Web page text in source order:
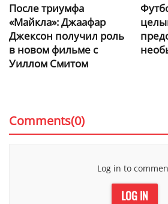
После триумфа
«Майкла»: Джаафар
Джексон получил роль
в новом фильме с
Уиллом Смитом
Comments(0)
Log in to
LOG IN